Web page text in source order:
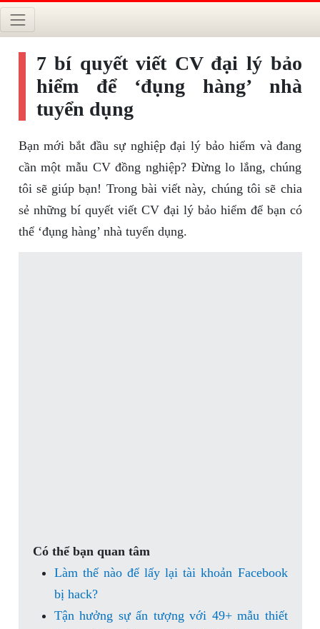
7 bí quyết viết CV đại lý bảo
hiểm để ‘đụng hàng’ nhà
tuyển dụng
Bạn mới bắt đầu sự nghiệp đại lý bảo hiểm và đang
cần một mẫu CV đồng nghiệp? Đừng lo lắng, chúng
tôi sẽ giúp bạn! Trong bài viết này, chúng tôi sẽ chia
sẻ những bí quyết viết CV đại lý bảo hiểm để bạn có
thể ‘đụng hàng’ nhà tuyển dụng.
Có thể bạn quan tâm
Làm thế nào để lấy lại tài khoản Facebook
bị hack?
Tận hưởng sự ấn tượng với 49+ mẫu thiết